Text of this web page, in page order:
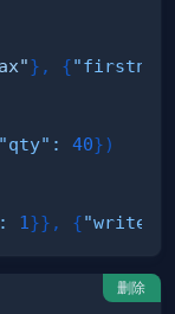
} , {
"qty" : 40})
: 1 }} , {
删除